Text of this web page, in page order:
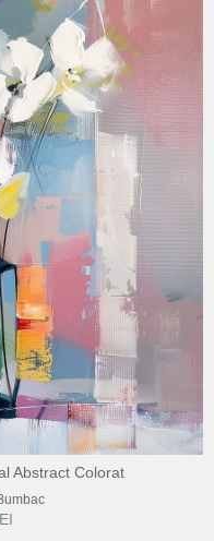
Abstract Colorat